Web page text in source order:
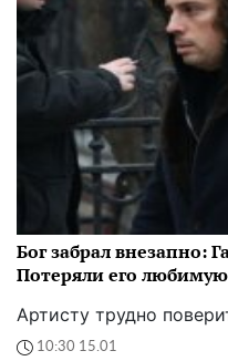
Бог забрал внезапно:
Потеряли его любимую
Артисту трудно
10:30 15.01